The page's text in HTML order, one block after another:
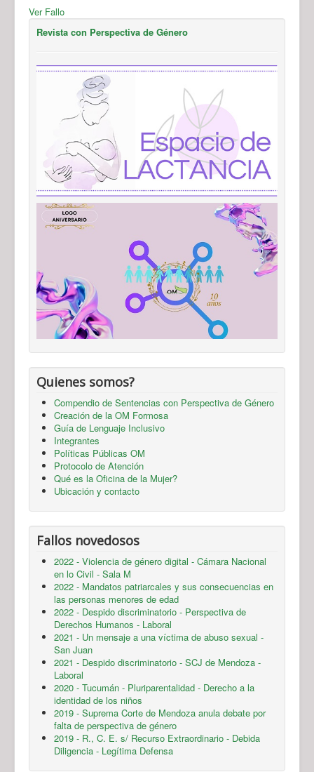
Ver Fallo
Revista con Perspectiva de Género
Quienes somos?
Compendio de Sentencias con Perspectiva de Género
Creación de la OM Formosa
Guía de Lenguaje Inclusivo
Integrantes
Políticas Públicas OM
Protocolo de Atención
Qué es la Oficina de la Mujer?
Ubicación y contacto
Fallos novedosos
2022 - Violencia de género digital - Cámara Nacional
en lo Civil - Sala M
2022 - Mandatos patriarcales y sus consecuencias en
las personas menores de edad
2022 - Despido discriminatorio - Perspectiva de
Derechos Humanos - Laboral
2021 - Un mensaje a una víctima de abuso sexual -
San Juan
2021 - Despido discriminatorio - SCJ de Mendoza -
Laboral
2020 - Tucumán - Pluriparentalidad - Derecho a la
identidad de los niños
2019 - Suprema Corte de Mendoza anula debate por
falta de perspectiva de género
2019 - R., C. E. s/ Recurso Extraordinario - Debida
Diligencia - Legítima Defensa